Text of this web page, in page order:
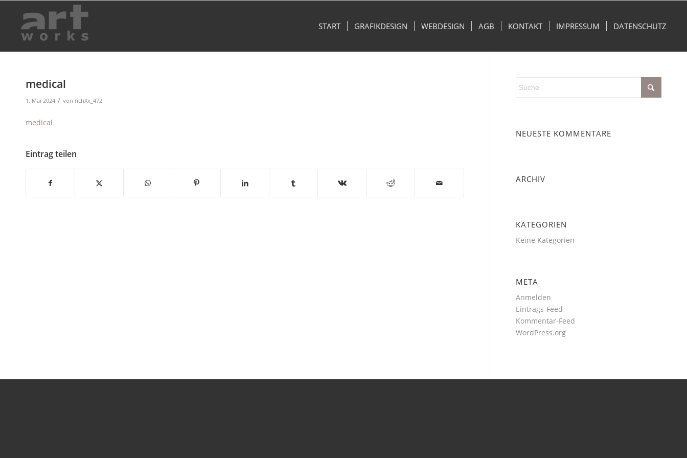
START GRAFIKDESIGN WEBDESIGN AGB KONTAKT IMPRESSUM DATENSCHUTZ
medical
1. Mai 2024 / von richXx_472
medical
Eintrag teilen
NEUESTE KOMMENTARE
ARCHIV
KATEGORIEN
Keine Kategorien
META
Anmelden
Eintrags-Feed
Kommentar-Feed
WordPress.org